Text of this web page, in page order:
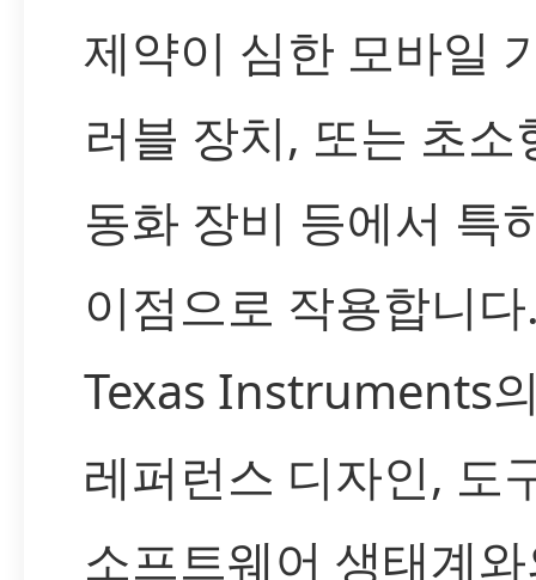
제약이 심한 모바일
러블 장치, 또는 초소
동화 장비 등에서 특
이점으로 작용합니
Texas Instruments
레퍼런스 디자인, 도
소프트웨어 생태계